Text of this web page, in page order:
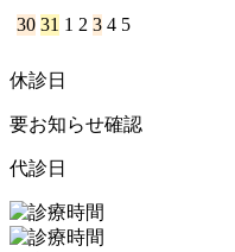
30 31 1 2 3 4 5
休診日
要お知らせ確認
代診日